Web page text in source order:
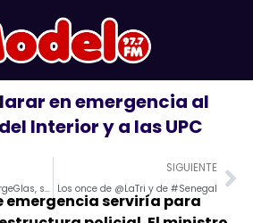
en emergencia al
Interior y a las UPC
El exvicepresidente #JorgeGlas, salió de la cárcel 4 de #Quito
SIGUIENTE
Los once de @LaTri y de #Senegal
emergencia serviría para